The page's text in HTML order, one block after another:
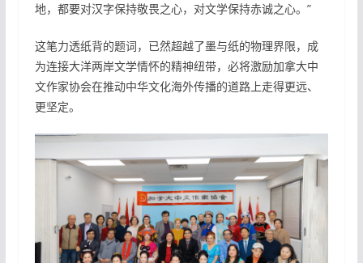
地，都要对汉字保持敬畏之心，对文学保持赤诚之心。”
这笔力透纸背的题词，已然超越了墨与纸的物理界限，成
为连接大洋两岸文学情怀的精神纽带，必将激励加拿大中
文作家协会在推动中华文化海外传播的道路上走得更远、
更坚定。